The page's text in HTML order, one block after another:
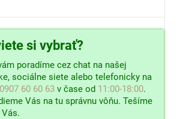
si vybrať?
poradíme cez chat na našej
sociálne siete alebo telefonicky na
0907 60 60 63 v čase od 11:00-18:00.
Vás na tu správnu vôňu. Tešíme